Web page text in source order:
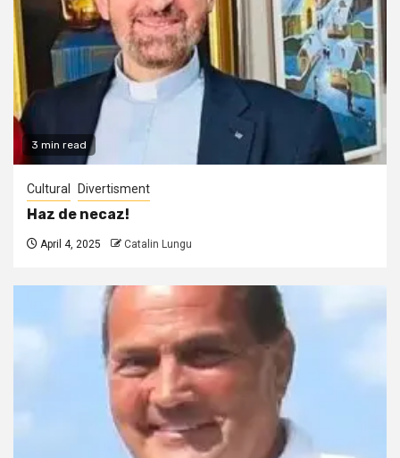
3 min read
Cultural Divertisment
Haz de necaz!
April 4, 2025 Catalin Lungu